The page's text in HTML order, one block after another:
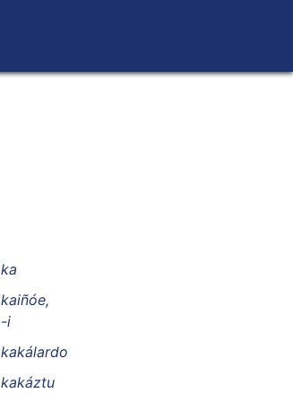
ka
kaiñóe,
-i
kakálardo
kakáztu